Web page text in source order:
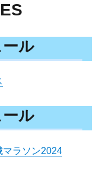
ル
ル
マラソン2024